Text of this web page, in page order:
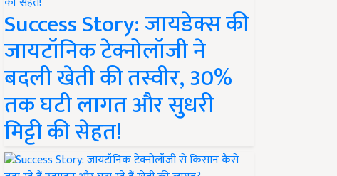
Success Story: जायडेक्स की
जायटॉनिक टेक्नोलॉजी ने
बदली खेती की तस्वीर, 30%
तक घटी लागत और सुधरी
मिट्टी की सेहत!